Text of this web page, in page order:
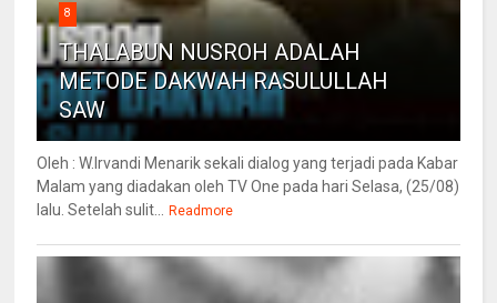
8
THALABUN NUSROH ADALAH
METODE DAKWAH RASULULLAH
SAW
Oleh : W.Irvandi Menarik sekali dialog yang terjadi pada Kabar
Malam yang diadakan oleh TV One pada hari Selasa, (25/08)
lalu. Setelah sulit... Readmore